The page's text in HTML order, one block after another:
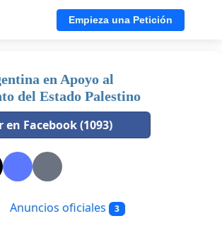
Empieza una Petición
en Apoyo al
del Estado Palestino
Facebook (1093)
Anuncios oficiales 3